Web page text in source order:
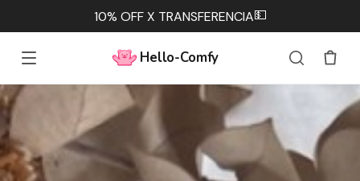
10% OFF X TRANSFERENCIA💵
Hello-Comfy